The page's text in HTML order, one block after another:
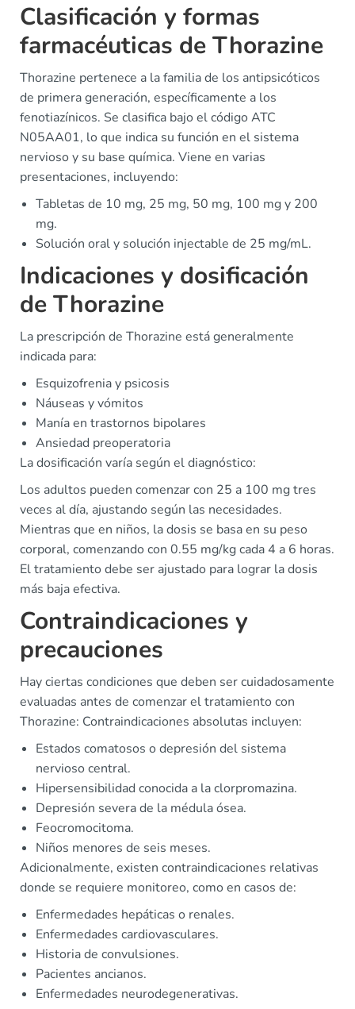
Clasificación y formas
farmacéuticas de Thorazine
Thorazine pertenece a la familia de los antipsicóticos
de primera generación, específicamente a los
fenotiazínicos. Se clasifica bajo el código ATC
N05AA01, lo que indica su función en el sistema
nervioso y su base química. Viene en varias
presentaciones, incluyendo:
Tabletas de 10 mg, 25 mg, 50 mg, 100 mg y 200
mg.
Solución oral y solución injectable de 25 mg/mL.
Indicaciones y dosificación
de Thorazine
La prescripción de Thorazine está generalmente
indicada para:
Esquizofrenia y psicosis
Náuseas y vómitos
Manía en trastornos bipolares
Ansiedad preoperatoria
La dosificación varía según el diagnóstico:
Los adultos pueden comenzar con 25 a 100 mg tres
veces al día, ajustando según las necesidades.
Mientras que en niños, la dosis se basa en su peso
corporal, comenzando con 0.55 mg/kg cada 4 a 6 horas.
El tratamiento debe ser ajustado para lograr la dosis
más baja efectiva.
Contraindicaciones y
precauciones
Hay ciertas condiciones que deben ser cuidadosamente
evaluadas antes de comenzar el tratamiento con
Thorazine: Contraindicaciones absolutas incluyen:
Estados comatosos o depresión del sistema
nervioso central.
Hipersensibilidad conocida a la clorpromazina.
Depresión severa de la médula ósea.
Feocromocitoma.
Niños menores de seis meses.
Adicionalmente, existen contraindicaciones relativas
donde se requiere monitoreo, como en casos de:
Enfermedades hepáticas o renales.
Enfermedades cardiovasculares.
Historia de convulsiones.
Pacientes ancianos.
Enfermedades neurodegenerativas.